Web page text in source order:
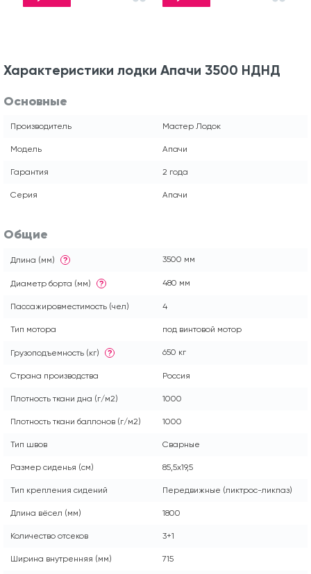
Характеристики лодки Апачи 3500 НДНД
Основные
Производитель Мастер Лодок
Модель Апачи
Гарантия 2 года
Серия Апачи
Общие
Длина (мм) ? 3500 мм
Диаметр борта (мм) ? 480 мм
Пассажировместимость (чел) 4
Тип мотора под винтовой мотор
Грузоподъемность (кг) ? 650 кг
Страна производства Россия
Плотность ткани дна (г/м2) 1000
Плотность ткани баллонов (г/м2) 1000
Тип швов Сварные
Размер сиденья (см) 85,5x19,5
Тип крепления сидений Передвижные (ликтрос-ликпаз)
Длина вёсел (мм) 1800
Количество отсеков 3+1
Ширина внутренняя (мм) 715